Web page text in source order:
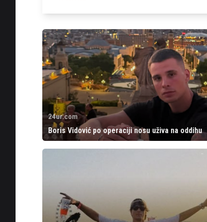
24ur.com
Boris Vidović po operaciji nosu uživa na oddihu